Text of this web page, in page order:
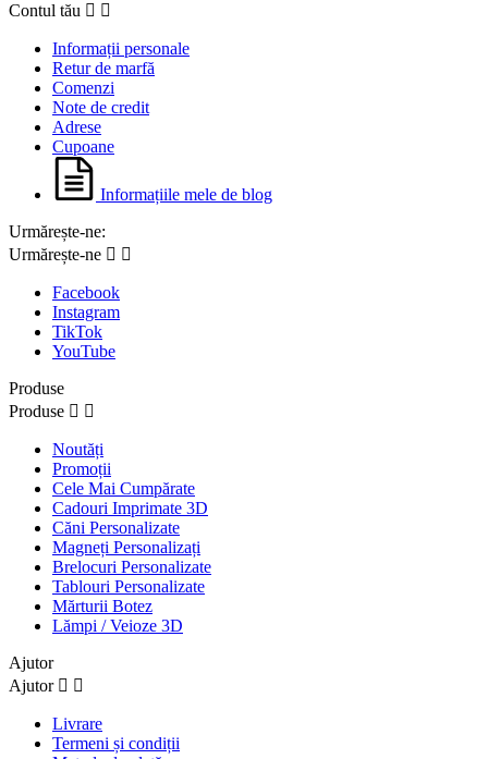
Contul tău  
Informații personale
Retur de marfă
Comenzi
Note de credit
Adrese
Cupoane
Informațiile mele de blog
Urmărește-ne:
Urmărește-ne  
Facebook
Instagram
TikTok
YouTube
Produse
Produse  
Noutăți
Promoții
Cele Mai Cumpărate
Cadouri Imprimate 3D
Căni Personalizate
Magneți Personalizați
Brelocuri Personalizate
Tablouri Personalizate
Mărturii Botez
Lămpi / Veioze 3D
Ajutor
Ajutor  
Livrare
Termeni și condiții